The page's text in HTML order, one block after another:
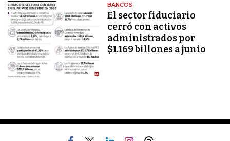
BANCOS
El sector fiduciario
cerró con activos
administrados por
$1.169 billones a junio